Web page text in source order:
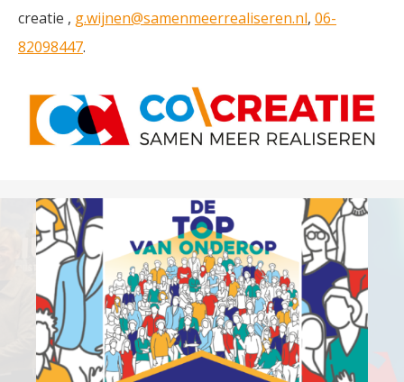
creatie , g.wijnen@samenmeerrealiseren.nl, 06-
82098447.